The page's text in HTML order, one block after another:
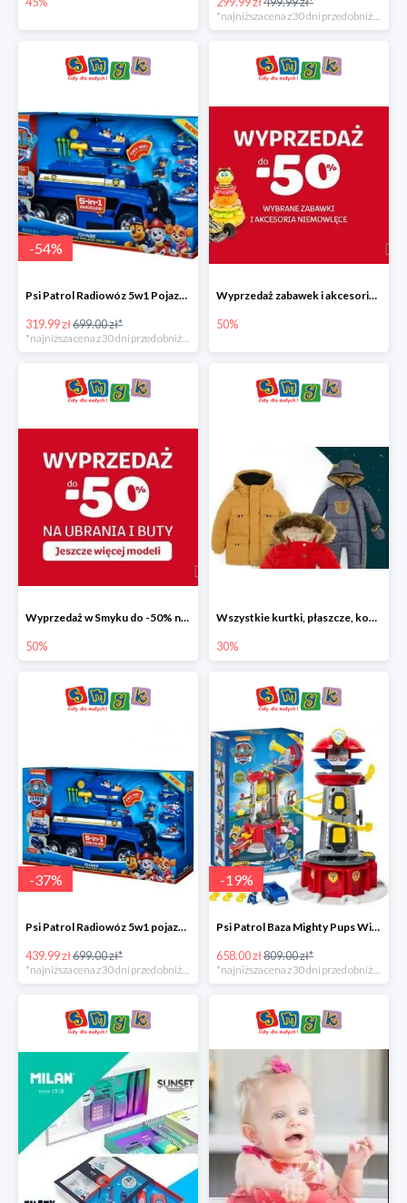
-54%
Psi Patrol Radiowóz 5w1 Pojazd ratunkowy z figurką Chase'a
319.99 zł699.00 zł*
Wyprzedaż zabawek i akcesoriów niemowlęcych w Smyku do -50%
50%
Wyprzedaż w Smyku do -50% na ubrania i buty
50%
Wszystkie kurtki, płaszcze, kombinezony i spodnie narciarskie -30%
30%
-37%
Psi Patrol Radiowóz 5w1 pojazd ratunkowy z figurką Chase'a -37%
439.99 zł699.00 zł*
-19%
Psi Patrol Baza Mighty Pups Wieża obserwacyjna+pojazd z figurką -19%
658.00 zł809.00 zł*